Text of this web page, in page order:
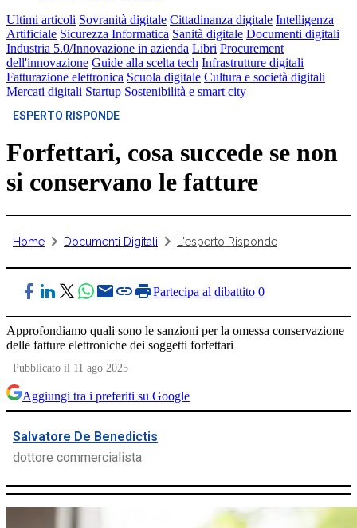
Ultimi articoli Sovranità digitale Cittadinanza digitale Intelligenza
Artificiale Sicurezza Informatica Sanità digitale Documenti digitali
Industria 5.0/Innovazione in azienda Libri Procurement
dell'innovazione Guide alla scelta tech Infrastrutture digitali
Fatturazione elettronica Scuola digitale Cultura e società digitali
Mercati digitali Startup Sostenibilità e smart city
ESPERTO RISPONDE
Forfettari, cosa succede se non
si conservano le fatture
Home Documenti Digitali L'esperto Risponde
Partecipa al dibattito 0
Approfondiamo quali sono le sanzioni per la omessa conservazione
delle fatture elettroniche dei soggetti forfettari
Pubblicato il 11 ago 2025
Aggiungi tra i preferiti su Google
Salvatore De Benedictis
dottore commercialista